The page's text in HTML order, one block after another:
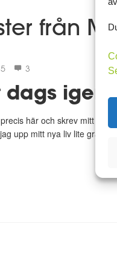
från
5 3
dags igen!
här och skrev mitt
upp mitt nya liv lite grand.